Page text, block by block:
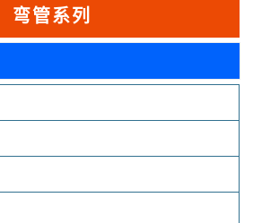
弯管系列